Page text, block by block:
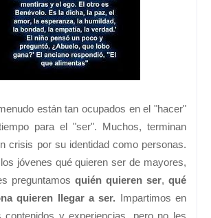
están tan ocupados en el "hacer"
para el "ser". Muchos, terminan
crisis por su identidad como personas.
jóvenes qué quieren ser de mayores,
preguntamos quién quieren ser, qué
quieren llegar a ser. Impartimos en
contenidos y experiencias, pero no les